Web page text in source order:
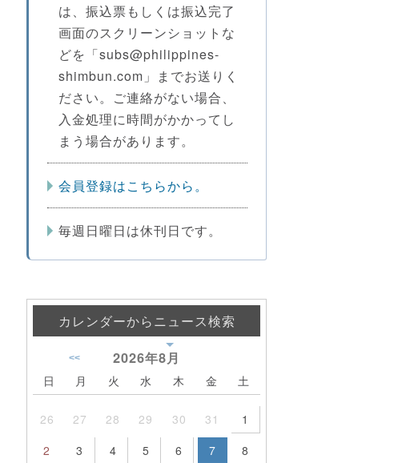
は、振込票もしくは振込完了
画面のスクリーンショットな
どを「subs@philippines-
shimbun.com」までお送りく
ださい。ご連絡がない場合、
入金処理に時間がかかってし
まう場合があります。
会員登録はこちらから。
毎週日曜日は休刊日です。
カレンダーからニュース検索
2026年8月
<<
日 月 火 水 木 金 土
26 27 28 29 30 31
1
2
3 4 5 6 7
8